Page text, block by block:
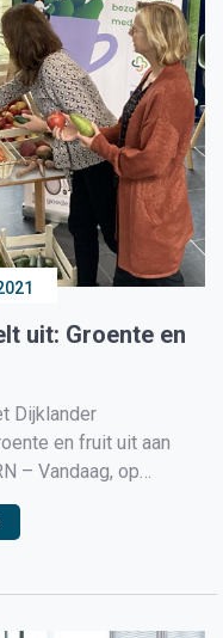
uit: Groente en
Dijklander
en fruit uit aan
– Vandaag, op
we op onze vier
aan patiënten,